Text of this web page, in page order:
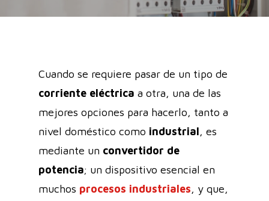
Cuando se requiere pasar de un tipo de
corriente eléctrica a otra, una de las
mejores opciones para hacerlo, tanto a
nivel doméstico como industrial, es
mediante un convertidor de
potencia; un dispositivo esencial en
muchos procesos industriales, y que,